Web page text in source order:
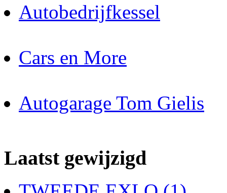
Autobedrijfkessel
Cars en More
Autogarage Tom Gielis
Laatst gewijzigd